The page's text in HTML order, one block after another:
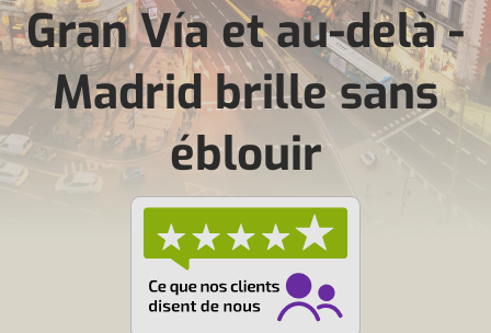
Gran Vía et au-delà -
Madrid brille sans
éblouir